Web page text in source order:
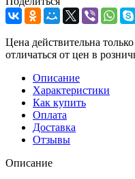
Цена действительна
отличаться от цен в
Описание
Характеристики
Как купить
Оплата
Доставка
Отзывы
Описание